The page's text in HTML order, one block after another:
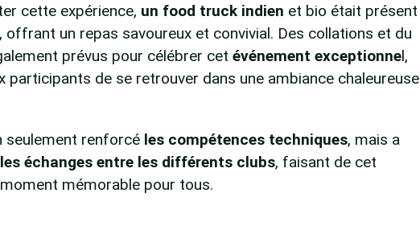
cette expérience, un food truck indien et bio était présent
offrant un repas savoureux et convivial. Des collations et du
prévus pour célébrer cet événement exceptionnel,
participants de se retrouver dans une ambiance chaleureuse
seulement renforcé les compétences techniques, mais a
les échanges entre les différents clubs, faisant de cet
mémorable pour tous.